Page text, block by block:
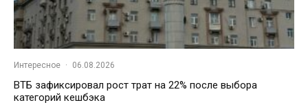
Интересное · 06.08.2026
ВТБ зафиксировал рост трат на 22% после выбора
категорий кешбэка